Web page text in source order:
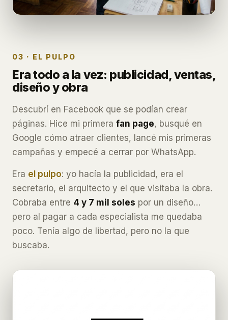
03 · EL PULPO
Era todo a la vez: publicidad, ventas,
diseño y obra
Descubrí en Facebook que se podían crear
páginas. Hice mi primera fan page, busqué en
Google cómo atraer clientes, lancé mis primeras
campañas y empecé a cerrar por WhatsApp.
Era el pulpo: yo hacía la publicidad, era el
secretario, el arquitecto y el que visitaba la obra.
Cobraba entre 4 y 7 mil soles por un diseño…
pero al pagar a cada especialista me quedaba
poco. Tenía algo de libertad, pero no la que
buscaba.